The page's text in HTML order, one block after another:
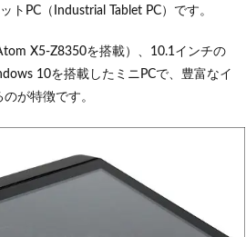
トPC（Industrial Tablet PC）です。
X5-Z8350を搭載）、10.1インチの
10を搭載したミニPCで、豊富なイ
が特徴です。